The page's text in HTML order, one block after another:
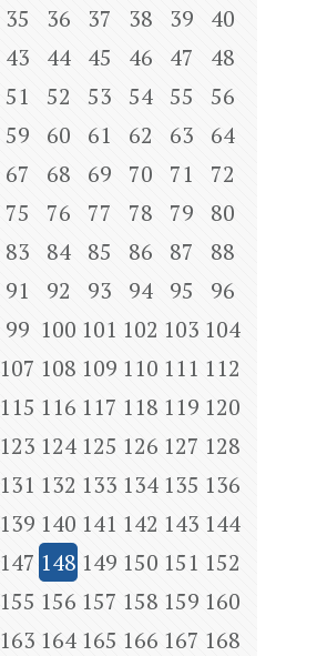
35 36 37 38 39
40
43 44 45 46 47
48
51 52 53 54 55
56
59 60 61 62 63
64
67 68 69 70 71
72
75 76 77 78 79
80
83 84 85 86 87
88
91 92 93 94 95
96
99 100 101 102 103 104
107 108 109 110 111 112
115 116 117 118 119 120
123 124 125 126 127 128
131 132 133 134 135 136
139 140 141 142 143 144
147 148 149 150 151 152
155 156 157 158 159 160
163 164 165 166 167 168